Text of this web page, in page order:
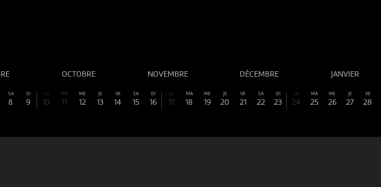
OCTOBRE NOVEMBRE DÉCEMBRE JANVIER
SA
8
DI
9
LU
10
MA
11
ME
12
JE
13
VE
14
SA
15
DI
16
LU
17
MA
18
ME
19
JE
20
VE
21
SA
22
DI
23
LU
24
MA
25
ME
26
JE
27
VE
28